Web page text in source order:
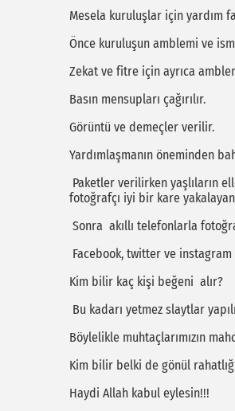
Mesela kuruluşlar için yardım
Önce kuruluşun amblemi ve
Zekat ve fitre için ayrıca
Basın mensupları çağırılır.
Görüntü ve demeçler verilir.
Yardımlaşmanın öneminden
Paketler verilirken yaşlıların
fotoğrafçı iyi bir kare
Sonra akıllı telefonlarla
Facebook, twitter ve instagram
Kim bilir kaç kişi beğeni alır?
Bu kadarı yetmez slaytlar
Böylelikle muhtaçlarımızın
Kim bilir belki de gönül
Haydi Allah kabul eylesin!!!